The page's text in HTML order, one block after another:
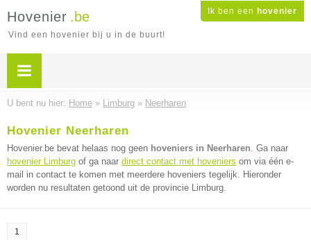
Ik ben een hovenier
Hovenier .be
Vind een hovenier bij u in de buurt!
U bent nu hier: Home » Limburg » Neerharen
Hovenier Neerharen
Hovenier.be bevat helaas nog geen hoveniers in Neerharen. Ga naar
hovenier Limburg of ga naar direct contact met hoveniers om via één e-
mail in contact te komen met meerdere hoveniers tegelijk. Hieronder
worden nu resultaten getoond uit de provincie Limburg.
1